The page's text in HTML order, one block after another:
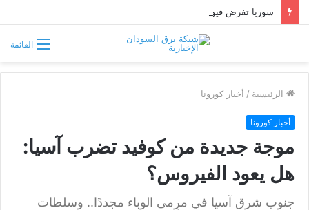
القائمة
الرئيسية / أخبار كورونا
أخبار كورونا
موجة جديدة من كوفيد تضرب آسيا:
هل يعود الفيروس؟
جنوب شرق آسيا في مرمى الوباء مجددًا.. وسلطات